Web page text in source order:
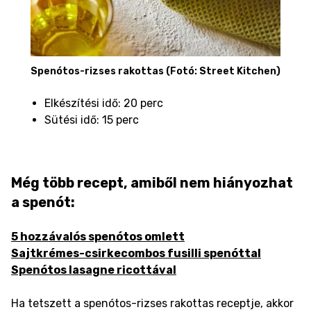
Spenótos-rizses rakottas (Fotó: Street Kitchen)
Elkészítési idő: 20 perc
Sütési idő: 15 perc
Még több recept, amiből nem hiányozhat
a spenót:
5 hozzávalós spenótos omlett
Sajtkrémes-csirkecombos fusilli spenóttal
Spenótos lasagne ricottával
Ha tetszett a spenótos-rizses rakottas receptje, akkor